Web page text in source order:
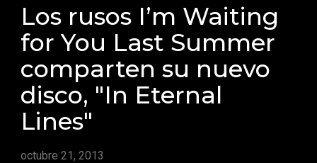
Los rusos I’m Waiting
for You Last Summer
comparten su nuevo
disco, "In Eternal
Lines"
octubre 21, 2013